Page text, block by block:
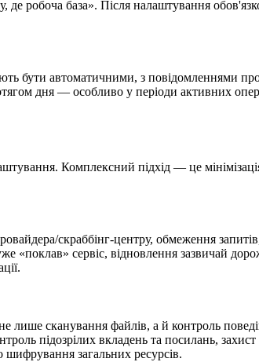
робоча база». Після налаштування
бути автоматичними, з повідомленнями
дня — особливо у періоди активних
Комплексний підхід — це
скраббінг-центру, обмеження
«поклав» сервіс, відновлення зазвичай
лише сканування файлів, а й контроль
підозрілих вкладень та посилань, захист
загальних ресурсів.